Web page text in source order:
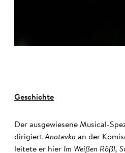
Geschichte
Der ausgewiesene Musical-
dirigiertAnatevka an der
leitete er hier Im Weißen Rößl,